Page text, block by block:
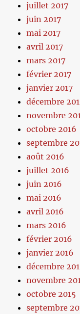
juillet 2017
juin 2017
mai 2017
avril 2017
mars 2017
février 2017
janvier 2017
décembre
novembre
octobre 2016
septembre
août 2016
juillet 2016
juin 2016
mai 2016
avril 2016
mars 2016
février 2016
janvier 2016
décembre
novembre
octobre 2015
septembre